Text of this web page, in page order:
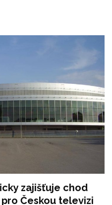
zajišťuje chod
pro Českou televizi